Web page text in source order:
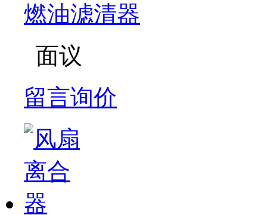
燃油滤清器
面议
留言询价